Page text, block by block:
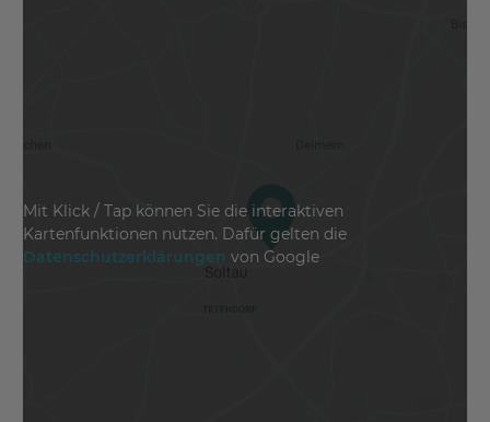
Mit Klick / Tap können Sie die interaktiven
Kartenfunktionen nutzen. Dafür gelten die
Datenschutzerklärungen von Google